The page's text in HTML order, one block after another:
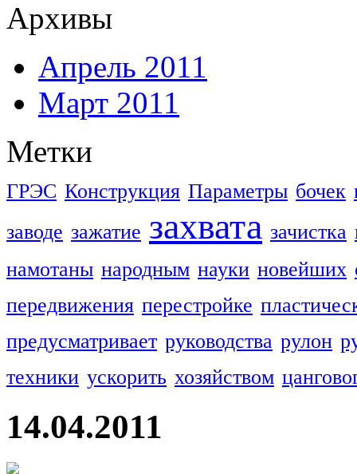
Архивы
Апрель 2011
Март 2011
Метки
ГРЭС Конструкция Параметры бочек
заводе зажатие захвата зачистка
намотаны народным науки новейших
передвижения перестройке
предусматривает руководства рулон
техники ускорить хозяйством
14.04.2011